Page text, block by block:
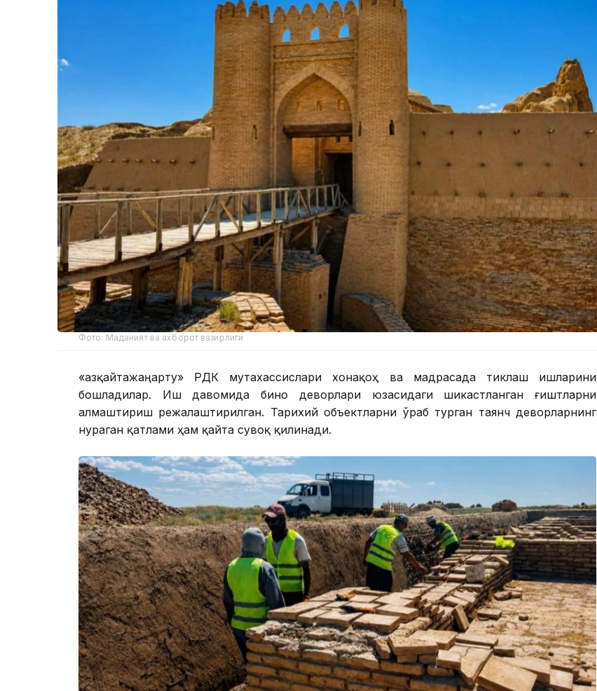
Фото: Маданият ва ахборот вазирлиги
«Қазқайтажаңарту» РДК мутахассислари хонақоҳ ва мадрасада тиклаш ишларини
бошладилар. Иш давомида бино деворлари юзасидаги шикастланган ғиштларни
алмаштириш режалаштирилган. Тарихий объектларни ўраб турган таянч деворларнинг
нураган қатлами ҳам қайта сувоқ қилинади.